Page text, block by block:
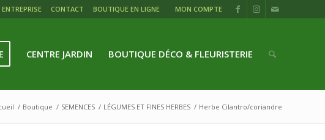
ENTREPRISE CONTACT BOUTIQUE EN LIGNE MON COMPTE
CENTRE JARDIN BOUTIQUE DÉCO & FLEURISTERIE
/ Boutique / SEMENCES / LÉGUMES ET FINES HERBES / Herbe Cilantro/coriandre